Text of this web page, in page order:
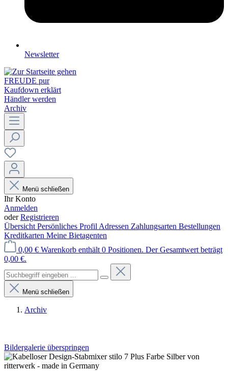
Newsletter
FREUDE pur
Kaufdown erklärt
Händler werden
Archiv
Menü schließen
Ihr Konto
Anmelden
oderRegistrieren
Übersicht Persönliches Profil Adressen Zahlungsarten Bestellungen
Kreditkarten Meine Bietagenten
0,00 € Warenkorb enthält 0 Positionen. Der Gesamtwert beträgt
0,00 €.
Menü schließen
Archiv
Bildergalerie überspringen